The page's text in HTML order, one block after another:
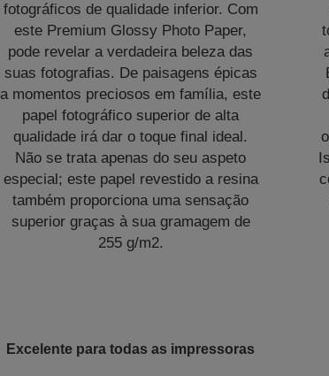
fotográficos de qualidade inferior. Com
este Premium Glossy Photo Paper,
pode revelar a verdadeira beleza das
suas fotografias. De paisagens épicas
a momentos preciosos em família, este
papel fotográfico superior de alta
qualidade irá dar o toque final ideal.
Não se trata apenas do seu aspeto
especial; este papel revestido a resina
também proporciona uma sensação
superior graças à sua gramagem de
255 g/m2.
Excelente para todas as impressoras